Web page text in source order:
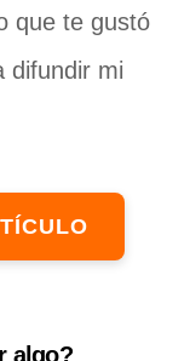
que te gustó
difundir mi
algo?